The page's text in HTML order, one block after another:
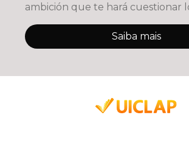
ambición que te hará cuestionar
Saiba mais